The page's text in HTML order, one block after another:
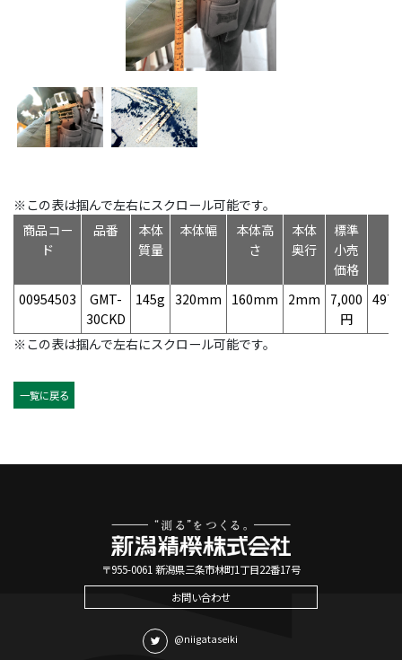
※この表は掴んで左右にスクロール可能です。
商品コー
ド
品番
本体
質量
本体幅
本体高
さ
本体
奥行
標準
小売
価格
00954503
GMT-
30CKD
145g 320mm 160mm 2mm
7,000
円
※この表は掴んで左右にスクロール可能です。
一覧に戻る
〒955-0061 新潟県三条市林町1丁目22番17号
お問い合わせ
@niigataseiki